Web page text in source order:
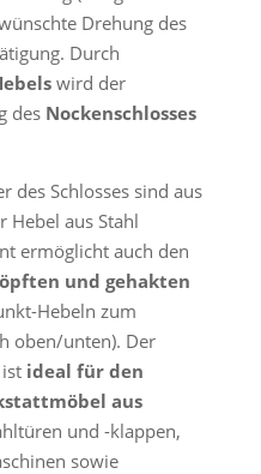
Drehung des
Durch
wird der
des Nockenschlosses
des Schlosses sind aus
Hebel aus Stahl
ermöglicht auch den
und gehakten
Hebeln zum
oben/unten). Der
ideal für den
aus
und -klappen,
sowie